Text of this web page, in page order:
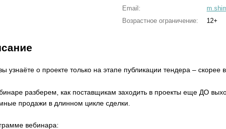
Email:
Возрастное ограничение:
12+
узнаёте о проекте только на этапе публикации тендера – скорее
разберем, как поставщикам заходить в проекты еще ДО
продажи в длинном цикле сделки.
вебинара: